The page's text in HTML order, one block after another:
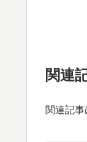
関連
関連記事